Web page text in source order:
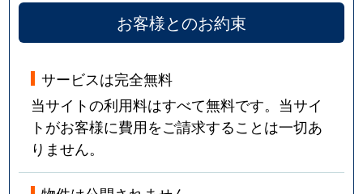
お客様とのお約束
サービスは完全無料
当サイトの利用料はすべて無料です。当サイ
トがお客様に費用をご請求することは一切あ
りません。